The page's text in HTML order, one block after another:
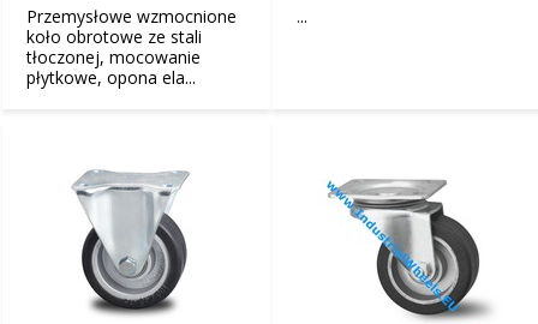
Przemysłowe wzmocnione
koło obrotowe ze stali
tłoczonej, mocowanie
płytkowe, opona ela...
...